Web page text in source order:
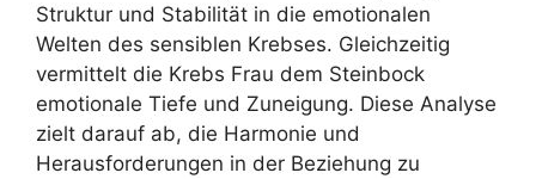
Struktur und Stabilität in die emotionalen
Welten des sensiblen Krebses. Gleichzeitig
vermittelt die Krebs Frau dem Steinbock
emotionale Tiefe und Zuneigung. Diese Analyse
zielt darauf ab, die Harmonie und
Herausforderungen in der Beziehung zu